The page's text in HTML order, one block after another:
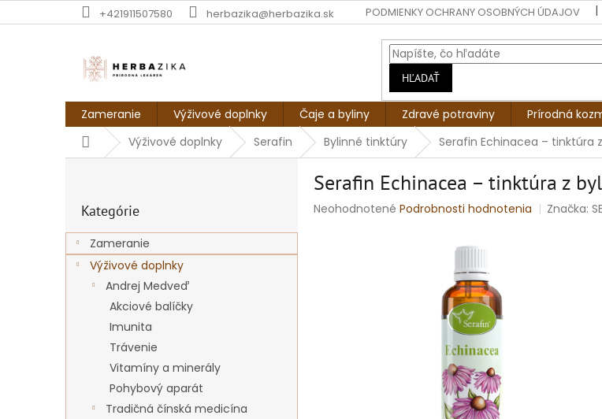
na
+421911507580 herbazika@herbazika.sk PODMIENKY OCHRANY OSOBNÝCH ÚDAJOV
HĽADAŤ
Zameranie Výživové doplnky Čaje a byliny Zdravé potraviny Prírodná
DomovVýživové doplnky Serafin Bylinné tinktúry Serafin Echinacea – tinktúra
ý
p
kategórie
Kategórie
Zameranie
Výživové doplnky
Andrej Medveď
Akciové balíčky
Imunita
Trávenie
Vitamíny a minerály
Pohybový aparát
Tradičná čínská medicína
Serafin Echinacea – tinktúra z
Priemerné
Neohodnotené Podrobnosti hodnotenia Značka: